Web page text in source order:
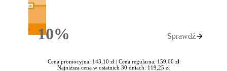
10%Rabatu Sprawdź
Cena promocyjna: 143,10 zł | Cena regularna: 159,00 zł
Najniższa cena w ostatnich 30 dniach: 119,25 zł